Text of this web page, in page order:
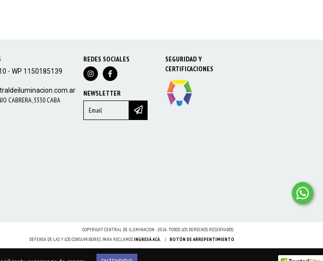
- WP 1150185139
CABRERA, 3330 CABA
REDES SOCIALES
NEWSLETTER
SEGURIDAD Y
CERTIFICACIONES
COPYRIGHT CENTRAL DE ILUMINACION - 2026. TODOS LOS DERECHOS RESERVADOS.
DEFENSA DE LAS Y LOS CONSUMIDORES. PARA RECLAMOSINGRESÁ ACÁ. / BOTÓN DE ARREPENTIMIENTO